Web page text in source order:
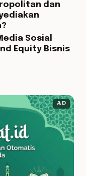
dan
Sosial
Equity Bisnis
AD